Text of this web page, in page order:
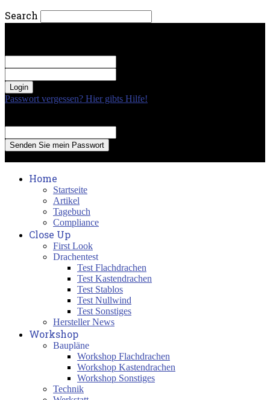
Search
Passwort vergessen? Hier gibts Hilfe!
Home
Startseite
Artikel
Tagebuch
Compliance
Close Up
First Look
Drachentest
Test Flachdrachen
Test Kastendrachen
Test Stablos
Test Nullwind
Test Sonstiges
Hersteller News
Workshop
Baupläne
Workshop Flachdrachen
Workshop Kastendrachen
Workshop Sonstiges
Technik